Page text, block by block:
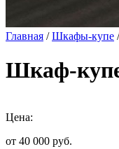
Главная /Шкафы-купе
Шкаф-
Цена:
от 40 000 руб.